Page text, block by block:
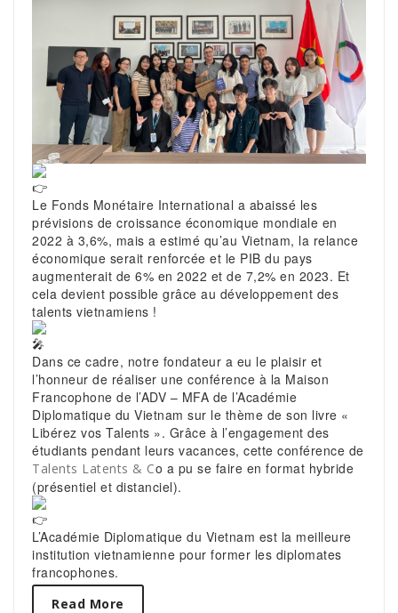
Le Fonds Monétaire International a abaissé les
prévisions de croissance économique mondiale en
2022 à 3,6%, mais a estimé qu’au Vietnam, la relance
économique serait renforcée et le PIB du pays
augmenterait de 6% en 2022 et de 7,2% en 2023. Et
cela devient possible grâce au développement des
talents vietnamiens !
Dans ce cadre, notre fondateur a eu le plaisir et
l’honneur de réaliser une conférence à la Maison
Francophone de l’ADV – MFA de l’Académie
Diplomatique du Vietnam sur le thème de son livre «
Libérez vos Talents ». Grâce à l’engagement des
étudiants pendant leurs vacances, cette conférence de
Talents Latents & Co a pu se faire en format hybride
(présentiel et distanciel).
L’Académie Diplomatique du Vietnam est la meilleure
institution vietnamienne pour former les diplomates
francophones.
Read More